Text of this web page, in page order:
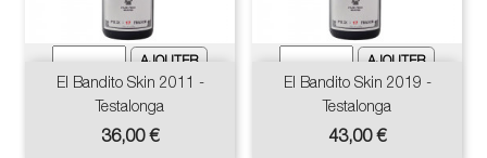
El Bandito Skin 2011 -
Testalonga
Prix
36,00 €
El Bandito Skin 2019 -
Testalonga
Prix
43,00 €